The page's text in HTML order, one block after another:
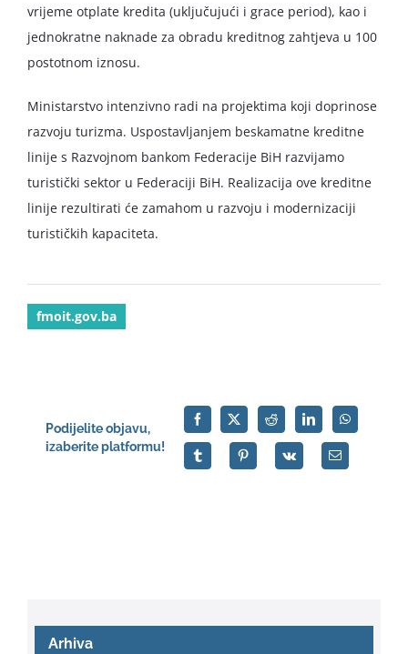
vrijeme otplate kredita (uključujući i grace period), kao i
jednokratne naknade za obradu kreditnog zahtjeva u 100
postotnom iznosu.
Ministarstvo intenzivno radi na projektima koji doprinose
razvoju turizma. Uspostavljanjem beskamatne kreditne
linije s Razvojnom bankom Federacije BiH razvijamo
turistički sektor u Federaciji BiH. Realizacija ove kreditne
linije rezultirati će zamahom u razvoju i modernizaciji
turističkih kapaciteta.
fmoit.gov.ba
Podijelite objavu,
izaberite platformu!
Arhiva